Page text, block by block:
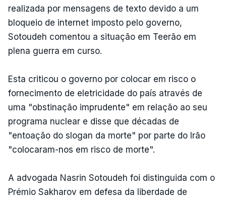
realizada por mensagens de texto devido a um
bloqueio de internet imposto pelo governo,
Sotoudeh comentou a situação em Teerão em
plena guerra em curso.
Esta criticou o governo por colocar em risco o
fornecimento de eletricidade do país através de
uma "obstinação imprudente" em relação ao seu
programa nuclear e disse que décadas de
"entoação do slogan da morte" por parte do Irão
"colocaram-nos em risco de morte".
A advogada Nasrin Sotoudeh foi distinguida com o
Prémio Sakharov em defesa da liberdade de